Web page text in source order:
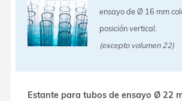
ensayo de Ø 16 mm
posición vertical.
(excepto volumen 22)
Estante para tubos de ensayo Ø 22